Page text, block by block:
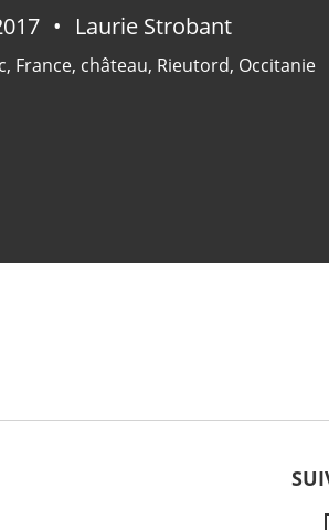
Laurie Strobant
, France, château, Rieutord, Occitanie